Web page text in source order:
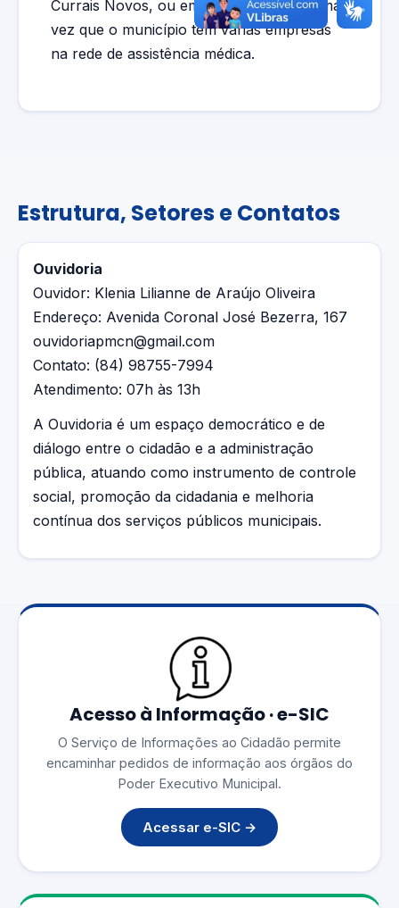
Currais Novos, ou em outras cidades, uma
vez que o município tem várias empresas
na rede de assistência médica.
Estrutura, Setores e Contatos
Ouvidoria
Ouvidor: Klenia Lilianne de Araújo Oliveira
Endereço: Avenida Coronal José Bezerra, 167
ouvidoriapmcn@gmail.com
Contato: (84) 98755-7994
Atendimento: 07h às 13h
A Ouvidoria é um espaço democrático e de
diálogo entre o cidadão e a administração
pública, atuando como instrumento de controle
social, promoção da cidadania e melhoria
contínua dos serviços públicos municipais.
Acesso à Informação · e-SIC
O Serviço de Informações ao Cidadão permite
encaminhar pedidos de informação aos órgãos do
Poder Executivo Municipal.
Acessar e-SIC →